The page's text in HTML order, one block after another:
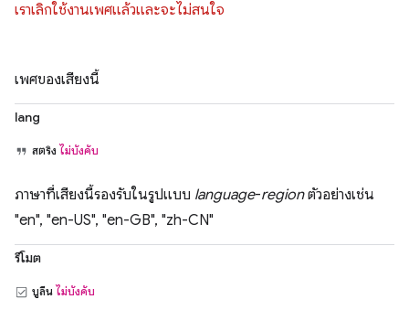
เราเลิกใช้งานเพศแล้วและจะไม่สนใจ
เพศของเสียงนี้
lang
สตริง ไม่บังคับ
ภาษาที่เสียงนี้รองรับในรูปแบบ language-regionตัวอย่างเช่น
"en", "en-US", "en-GB", "zh-CN"
รีโมต
บูลีน ไม่บังคับ